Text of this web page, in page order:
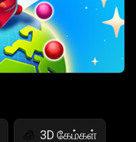
🧊 3D கேம்கள்